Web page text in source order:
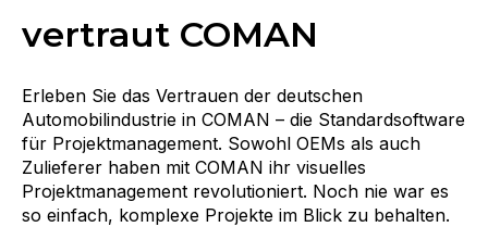
vertraut COMAN
Erleben Sie das Vertrauen der deutschen
Automobilindustrie in COMAN – die Standardsoftware
für Projektmanagement. Sowohl OEMs als auch
Zulieferer haben mit COMAN ihr visuelles
Projektmanagement revolutioniert. Noch nie war es
so einfach, komplexe Projekte im Blick zu behalten.